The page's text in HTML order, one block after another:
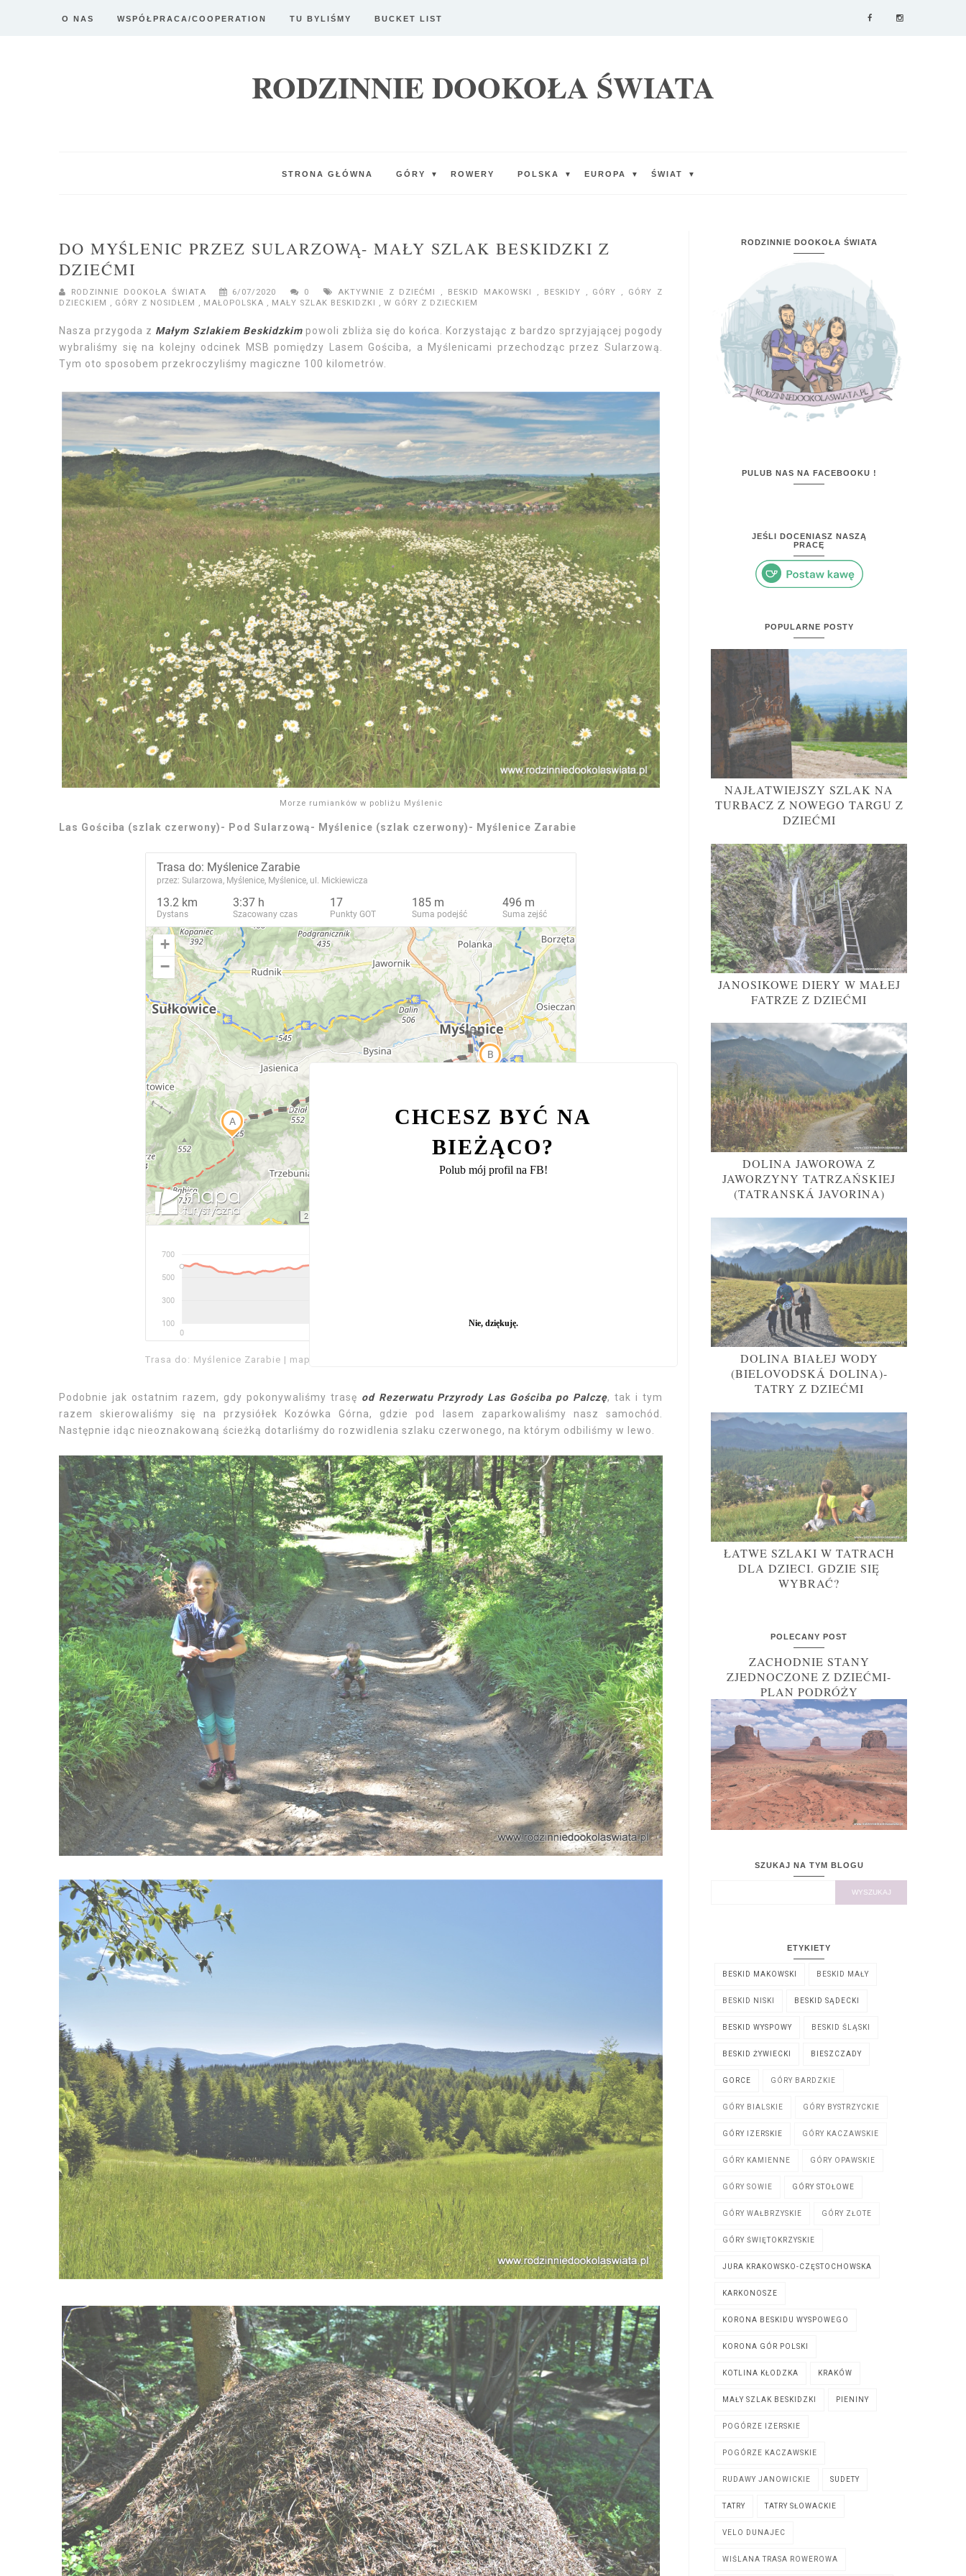
O NAS WSPÓŁPRACA/COOPERATION TU BYLIŚMY BUCKET LIST
RODZINNIE DOOKOŁA ŚWIATA
STRONA GŁÓWNA GÓRY ▼ ROWERY POLSKA ▼ EUROPA ▼ ŚWIAT ▼
DO MYŚLENIC PRZEZ SULARZOWĄ- MAŁY SZLAK BESKIDZKI Z
DZIEĆMI
RODZINNIE DOOKOŁA ŚWIATA 6/07/2020 0 AKTYWNIE Z DZIEĆMI , BESKID MAKOWSKI , BESKIDY , GÓRY , GÓRY Z
DZIECKIEM , GÓRY Z NOSIDŁEM , MAŁOPOLSKA , MAŁY SZLAK BESKIDZKI , W GÓRY Z DZIECKIEM
Nasza przygoda z Małym Szlakiem Beskidzkimpowoli zbliża się do końca. Korzystając z bardzo sprzyjającej pogody
wybraliśmy się na kolejny odcinek MSB pomiędzy Lasem Gościba, a Myślenicami przechodząc przez Sularzową.
Tym oto sposobem przekroczyliśmy magiczne 100 kilometrów.
Morze rumianków w pobliżu Myślenic
Las Gościba (szlak czerwony)- Pod Sularzową- Myślenice (szlak czerwony)- Myślenice Zarabie
Trasa do: Myślenice Zarabie | mapa-turystyczna.pl
Podobnie jak ostatnim razem, gdy pokonywaliśmy trasę od Rezerwatu Przyrody Las Gościba po Palczę, tak i tym
razem skierowaliśmy się na przysiółek Kozówka Górna, gdzie pod lasem zaparkowaliśmy nasz samochód.
Następnie idąc nieoznakowaną ścieżką dotarliśmy do rozwidlenia szlaku czerwonego, na którym odbiliśmy w lewo.
RODZINNIE DOOKOŁA ŚWIATA
PULUB NAS NA FACEBOOKU !
JEŚLI DOCENIASZ NASZĄ
PRACĘ
POPULARNE POSTY
NAJŁATWIEJSZY SZLAK NA
TURBACZ Z NOWEGO TARGU Z
DZIEĆMI
JANOSIKOWE DIERY W MAŁEJ
FATRZE Z DZIEĆMI
DOLINA JAWOROWA Z
JAWORZYNY TATRZAŃSKIEJ
(TATRANSKÁ JAVORINA)
DOLINA BIAŁEJ WODY
(BIELOVODSKÁ DOLINA)-
TATRY Z DZIEĆMI
ŁATWE SZLAKI W TATRACH
DLA DZIECI. GDZIE SIĘ
WYBRAĆ?
POLECANY POST
ZACHODNIE STANY
ZJEDNOCZONE Z DZIEĆMI-
PLAN PODRÓŻY
SZUKAJ NA TYM BLOGU
ETYKIETY
BESKID MAKOWSKI BESKID MAŁY
BESKID NISKI BESKID SĄDECKI
BESKID WYSPOWY BESKID ŚLĄSKI
BESKID ŻYWIECKI BIESZCZADY
GORCE GÓRY BARDZKIE
GÓRY BIALSKIE GÓRY BYSTRZYCKIE
GÓRY IZERSKIE GÓRY KACZAWSKIE
GÓRY KAMIENNE GÓRY OPAWSKIE
GÓRY SOWIE GÓRY STOŁOWE
GÓRY WAŁBRZYSKIE GÓRY ZŁOTE
GÓRY ŚWIĘTOKRZYSKIE
JURA KRAKOWSKO-CZĘSTOCHOWSKA
KARKONOSZE
KORONA BESKIDU WYSPOWEGO
KORONA GÓR POLSKI
KOTLINA KŁODZKA KRAKÓW
MAŁY SZLAK BESKIDZKI PIENINY
POGÓRZE IZERSKIE
POGÓRZE KACZAWSKIE
RUDAWY JANOWICKIE SUDETY
TATRY TATRY SŁOWACKIE
VELO DUNAJEC
WIŚLANA TRASA ROWEROWA
CHCESZ BYĆ NA
BIEŻĄCO?
Polub mój profil na FB!